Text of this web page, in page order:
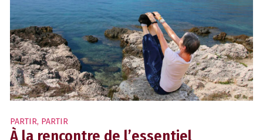
PARTIR, PARTIR
À la rencontre de l’essentiel